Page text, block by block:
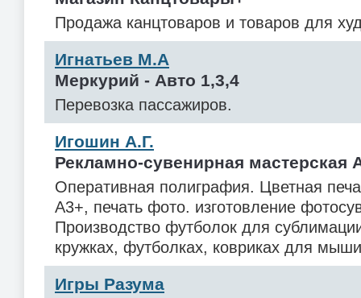
Продажа канцтоваров и товаров для
Игнатьев М.А
Меркурий - Авто 1,3,4
Перевозка пассажиров.
Игошин А.Г.
Рекламно-сувенирная мастерская
Оперативная полиграфия. Цветная
А3+, печать фото. изготовление
Производство футболок для
кружках, футболках, ковриках для
Игры Разума